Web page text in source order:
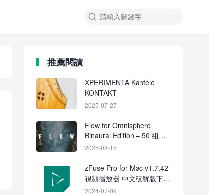

推薦閱讀
XPERIMENTA Kantele
KONTAKT
2025-07-27
Flow for Omnisphere
Binaural Edition – 50 組漂
浮氛圍與雙耳沉浸音色預設
2025-08-15
zFuse Pro for Mac v1.7.42
視頻播放器 中文破解版下載
crack
2024-07-09